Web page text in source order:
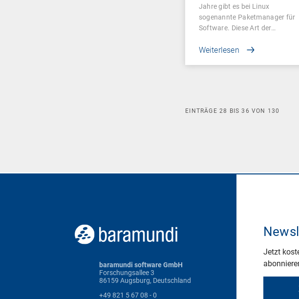
Jahre gibt es bei Linux
sogenannte Paketmanager für
Software. Diese Art der…
Weiterlesen
EINTRÄGE 28 BIS36 VON 130
baramundi software GmbH
Forschungsallee 3
86159 Augsburg, Deutschland
+49 821 5 67 08 - 0
Jetzt